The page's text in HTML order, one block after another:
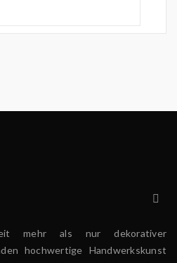
mehr als nur dekorativer
hochwertige Handwerkskunst